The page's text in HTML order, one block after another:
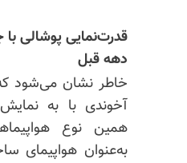
قدرت‌نمایی پوشالی
دهه قبل
خاطر نشان می‌شود
آخوندی با به
همین نوع
به‌عنوان هواپیمای